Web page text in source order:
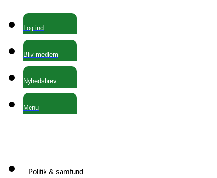
Log ind
Bliv medlem
Nyhedsbrev
Menu
Politik & samfund